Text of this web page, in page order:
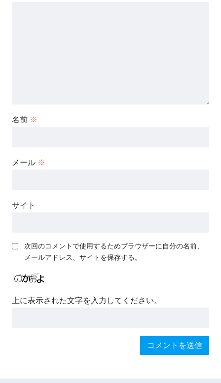
名前 ※
メール ※
サイト
次回のコメントで使用するためブラウザーに自分の名前、
メールアドレス、サイトを保存する。
上に表示された文字を入力してください。